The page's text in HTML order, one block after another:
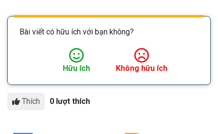
Bài viết có hữu ích với bạn không?
Hữu ích Không hữu ích
Thích 0 lượt thích